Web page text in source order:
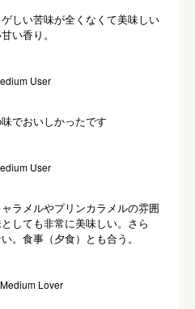
しい苦味が全くなくて美味しい
い香り。
User
でおいしかったです
User
ラメルやプリンカラメルの雰囲
しても非常に美味しい。さら
。食事（夕食）とも合う。
Lover